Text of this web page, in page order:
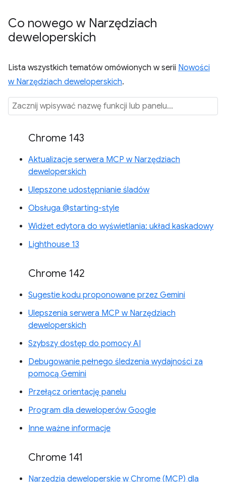
Co nowego w Narzędziach
deweloperskich
Lista wszystkich tematów omówionych w serii Nowości
w Narzędziach deweloperskich.
Chrome 143
Aktualizacje serwera MCP w Narzędziach
deweloperskich
Ulepszone udostępnianie śladów
Obsługa @starting-style
Widżet edytora do wyświetlania: układ kaskadowy
Lighthouse 13
Chrome 142
Sugestie kodu proponowane przez Gemini
Ulepszenia serwera MCP w Narzędziach
deweloperskich
Szybszy dostęp do pomocy AI
Debugowanie pełnego śledzenia wydajności za
pomocą Gemini
Przełącz orientację panelu
Program dla deweloperów Google
Inne ważne informacje
Chrome 141
Narzędzia deweloperskie w Chrome (MCP) dla